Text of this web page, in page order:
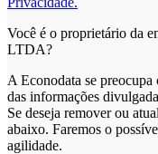
Você é o proprietário da
LTDA?
A Econodata se
das informações
Se deseja remover ou
abaixo. Faremos o
agilidade.